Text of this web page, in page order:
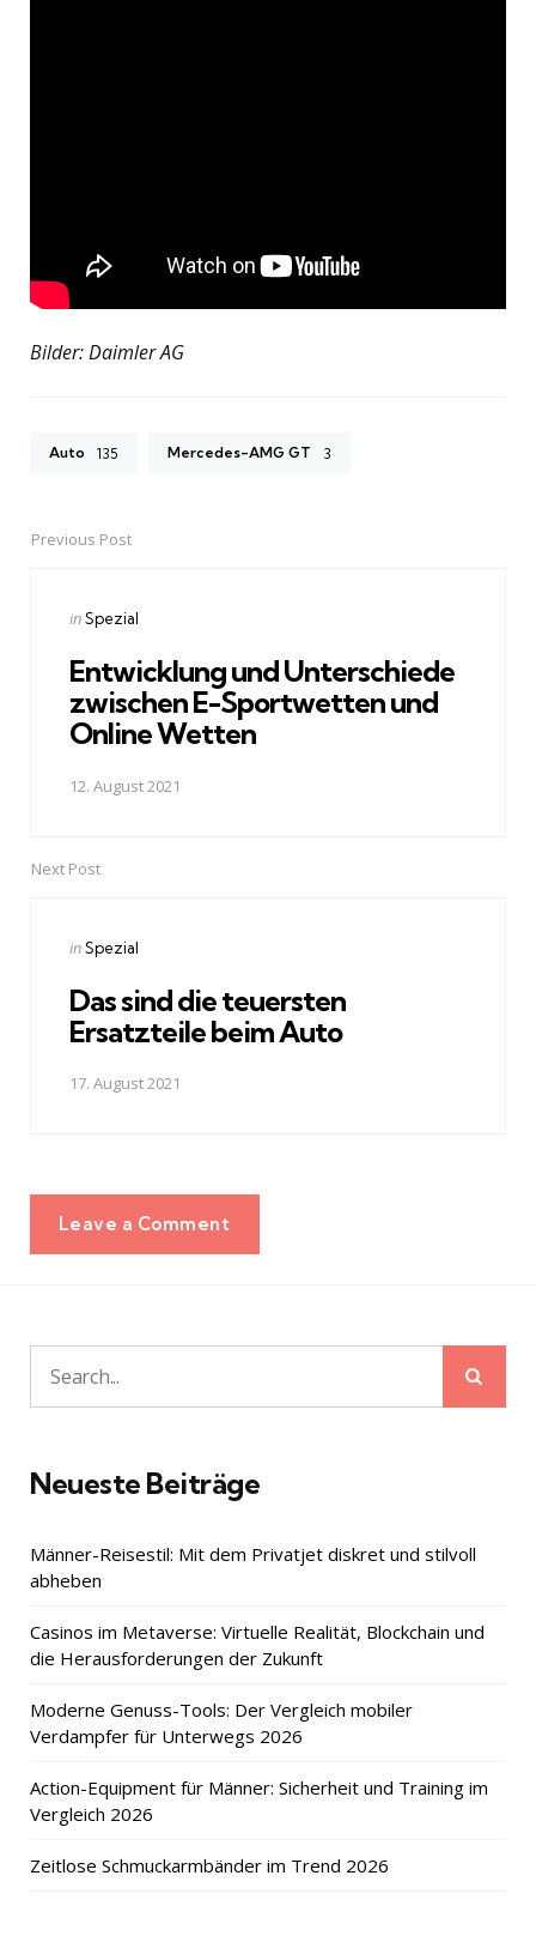
Bilder: Daimler AG
Auto 135 Mercedes-AMG GT 3
PostPrevious Post
Posted
inSpezial
Entwicklung und Unterschiede
zwischen E-Sportwetten und
Online Wetten
12. August 2021
Next Post
Posted
inSpezial
Das sind die teuersten
Ersatzteile beim Auto
17. August 2021
Leave a Comment
Search
for:
Neueste Beiträge
Männer-Reisestil: Mit dem Privatjet diskret und stilvoll
abheben
Casinos im Metaverse: Virtuelle Realität, Blockchain und
die Herausforderungen der Zukunft
Moderne Genuss-Tools: Der Vergleich mobiler
Verdampfer für Unterwegs 2026
Action-Equipment für Männer: Sicherheit und Training im
Vergleich 2026
Zeitlose Schmuckarmbänder im Trend 2026